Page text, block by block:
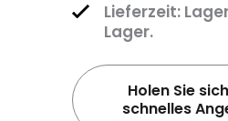
Lieferzeit:
Lager.
Holen Sie
schnelles